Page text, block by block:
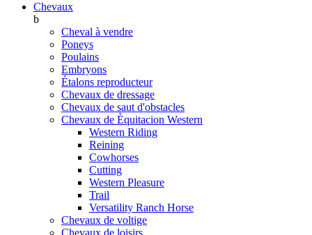
Chevaux
b
Cheval à vendre
Poneys
Poulains
Embryons
Étalons reproducteur
Chevaux de dressage
Chevaux de saut d'obstacles
Chevaux de Èquitacion Western
Western Riding
Reining
Cowhorses
Cutting
Western Pleasure
Trail
Versatility Ranch Horse
Chevaux de voltige
Chevaux de loisirs